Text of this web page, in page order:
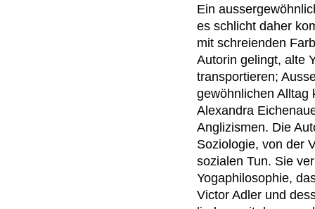
Ein
es schlicht daher
mit schreienden
Autorin gelingt, alte
transportieren;
gewöhnlichen Alltag
Alexandra
Anglizismen. Die
Soziologie, von der
sozialen Tun. Sie
Yogaphilosophie,
Victor Adler und